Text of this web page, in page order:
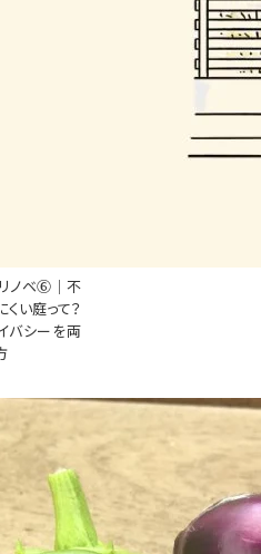
ノベ⑥｜不
い庭って？
バシーを両